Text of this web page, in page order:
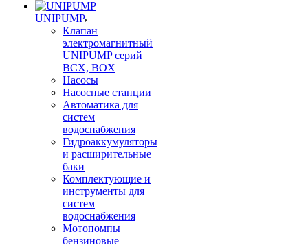
UNIPUMP
Клапан
электромагнитный
UNIPUMP серий
BCX, BOX
Насосы
Насосные станции
Автоматика для
систем
водоснабжения
Гидроаккумуляторы
и расширительные
баки
Комплектующие и
инструменты для
систем
водоснабжения
Мотопомпы
бензиновые